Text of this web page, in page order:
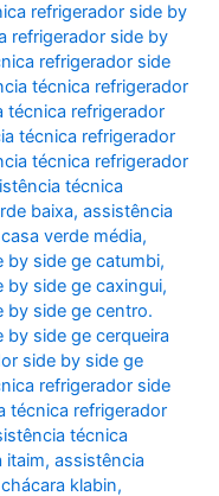
refrigerador side by
refrigerador side by
refrigerador side
técnica refrigerador
técnica refrigerador
técnica refrigerador
técnica refrigerador
técnica
baixa,assistência
verde média,
by side ge catumbi,
by side ge caxingui,
by side ge centro.
side ge cerqueira
side by side ge
refrigerador side
técnica refrigerador
técnica
itaim,assistência
klabin,